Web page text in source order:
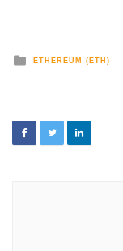
ETHEREUM (ETH)